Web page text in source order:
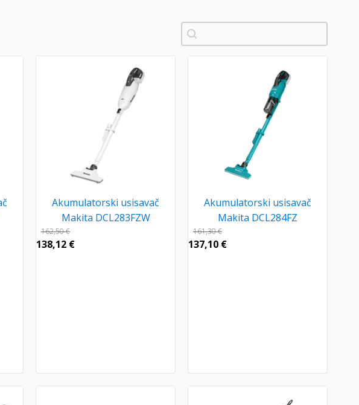
Pretraži
Akumulatorski usisavač
Makita DCL283FZW
162,50€
138,12 €
Akumulatorski usisavač
Makita DCL284FZ
161,30€
137,10 €